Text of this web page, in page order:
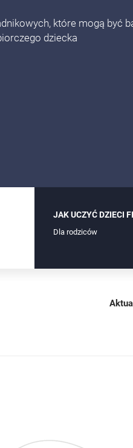
które mogą być
dziecka
JAK UCZYĆ DZIECI
Dla rodziców